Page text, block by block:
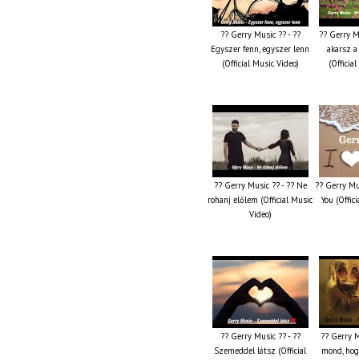
?? Gerry Music ?? - ??
Egyszer fenn, egyszer lenn
(Official Music Video)
?? Gerry
akarsz
(Official
?? Gerry Music ?? - ?? Ne
rohanj előlem (Official Music
Video)
?? Gerry
You
?? Gerry Music ?? - ??
Szemeddel látsz (Official
?? Gerry
mond,